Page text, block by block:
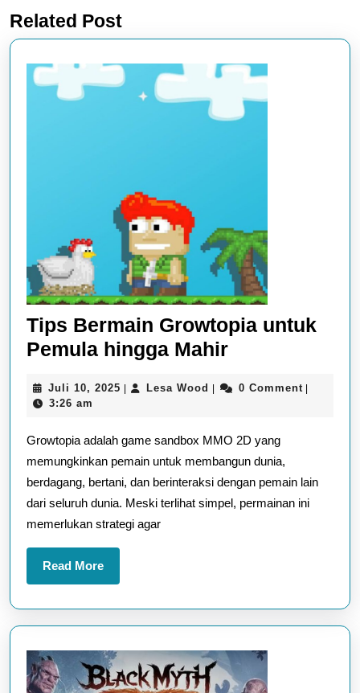
post:
Related Post
Tips Bermain Growtopia untuk
Pemula hingga MahirTips
Growtopia
Pemula
hingga
Mahir
Juli 10, 2025 Juli
| Lesa Wood Lesa
| 0 Comment |
3:26 am
Growtopia adalah game sandbox MMO 2D yang
memungkinkan pemain untuk membangun dunia,
berdagang, bertani, dan berinteraksi dengan pemain lain
dari seluruh dunia. Meski terlihat simpel, permainan ini
memerlukan strategi agar
Read MoreRead
More